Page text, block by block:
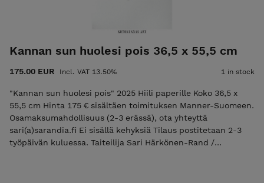
Kannan sun huolesi pois 36,5 x 55,5 cm
175.00 EUR Incl. VAT 13.50% 1 in stock
"Kannan sun huolesi pois" 2025 Hiili paperille Koko 36,5 x
55,5 cm Hinta 175 € sisältäen toimituksen Manner-Suomeen.
Osamaksumahdollisuus (2-3 erässä), ota yhteyttä
sari(a)sarandia.fi Ei sisällä kehyksiä Tilaus postitetaan 2-3
työpäivän kuluessa. Taiteilija Sari Härkönen-Rand /